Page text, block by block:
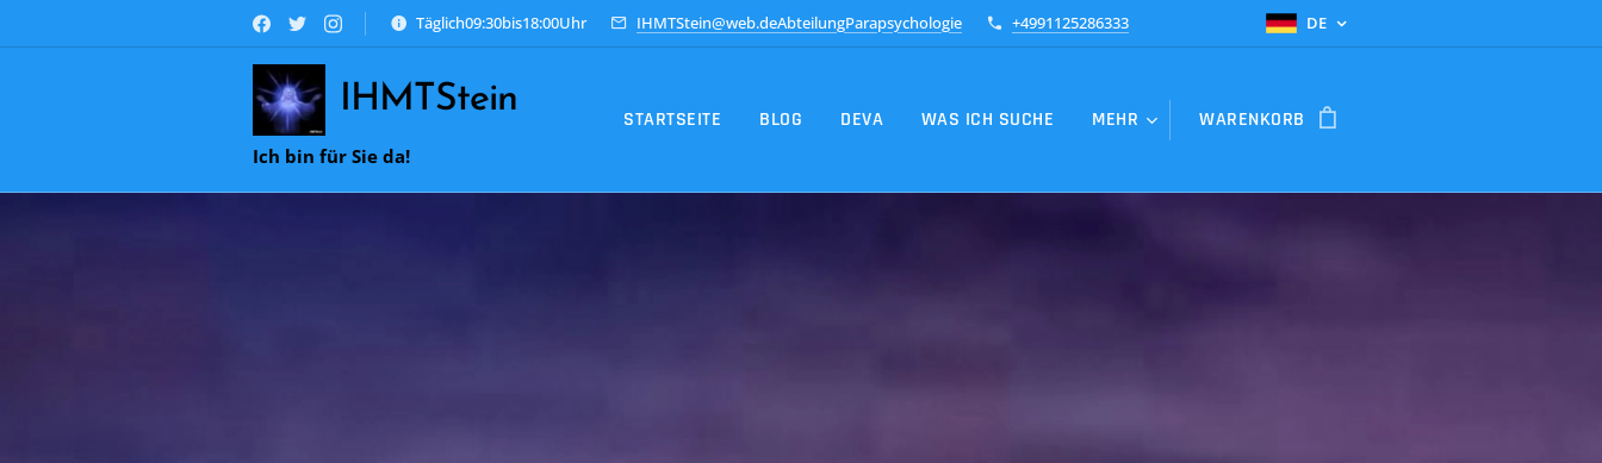
Täglich09:30bis18:00Uhr IHMTStein@web.deAbteilungParapsychologie +4991125286333 DE
IHMTStein
Ich bin für Sie da!
STARTSEITE BLOG DEVA WAS ICH SUCHE MEHR WARENKORB